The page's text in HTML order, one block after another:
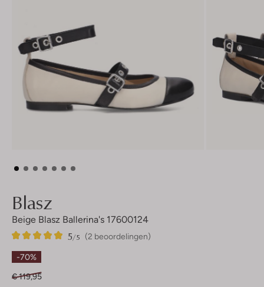
Blasz
Beige Blasz Ballerina's 17600124
(2 beoordelingen)
5/5
2
5
Sterren
-70%
€ 119,95